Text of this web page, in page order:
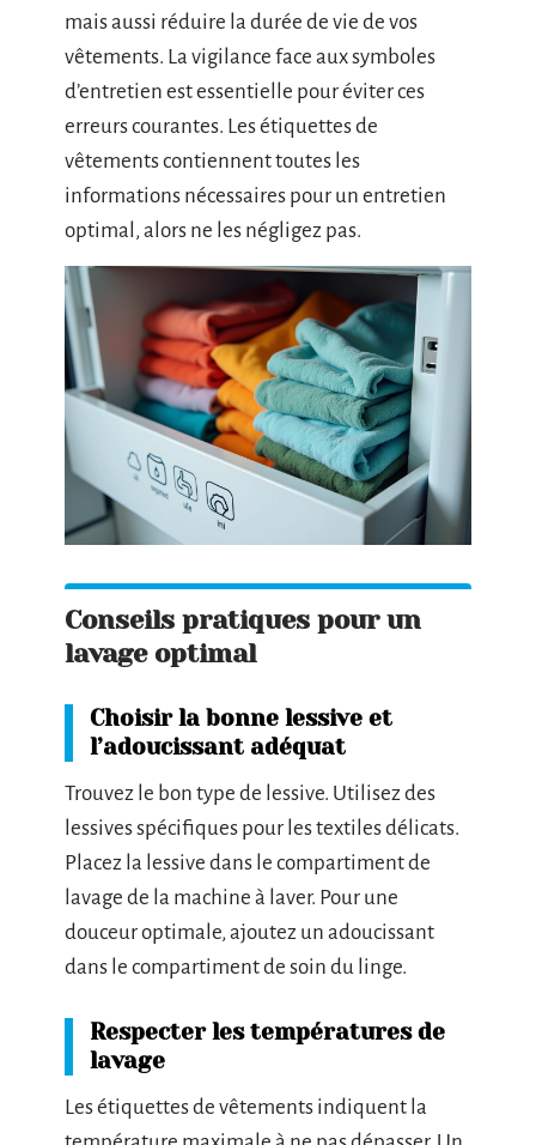
mais aussi réduire la durée de vie de vos
vêtements. La vigilance face aux symboles
d’entretien est essentielle pour éviter ces
erreurs courantes. Les étiquettes de
vêtements contiennent toutes les
informations nécessaires pour un entretien
optimal, alors ne les négligez pas.
Conseils pratiques pour un
lavage optimal
Choisir la bonne lessive et
l’adoucissant adéquat
Trouvez le bon type de lessive. Utilisez des
lessives spécifiques pour les textiles délicats.
Placez la lessive dans le compartiment de
lavage de la machine à laver. Pour une
douceur optimale, ajoutez un adoucissant
dans le compartiment de soin du linge.
Respecter les températures de
lavage
Les étiquettes de vêtements indiquent la